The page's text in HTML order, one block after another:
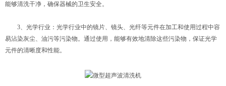
能够清洗干净，确保器械的卫生安全。
3、光学行业：光学行业中的镜片、镜头、光纤等元件在加工和使用过程中容
易沾染灰尘、油污等污染物。通过使用，能够有效地清除这些污染物，保证光学
元件的清晰度和性能。